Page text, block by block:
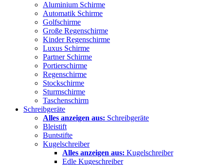
Aluminium Schirme
Automatik Schirme
Golfschirme
Große Regenschirme
Kinder Regenschirme
Luxus Schirme
Partner Schirme
Portierschirme
Regenschirme
Stockschirme
Sturmschirme
Taschenschirm
Schreibgeräte
Alles anzeigen aus: Schreibgeräte
Bleistift
Buntstifte
Kugelschreiber
Alles anzeigen aus: Kugelschreiber
Edle Kugeschreiber